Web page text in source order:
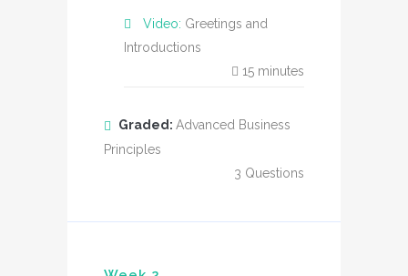
Video: Greetings and
Introductions
15 minutes
Graded: Advanced Business
Principles
3 Questions